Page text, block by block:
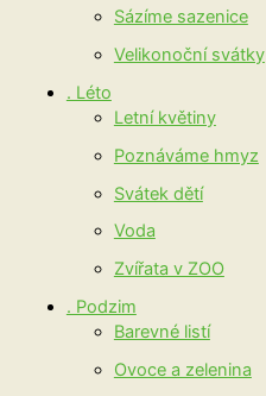
Sázíme sazenice
Velikonoční svátky
. Léto
Letní květiny
Poznáváme hmyz
Svátek dětí
Voda
Zvířata v ZOO
. Podzim
Barevné listí
Ovoce a zelenina